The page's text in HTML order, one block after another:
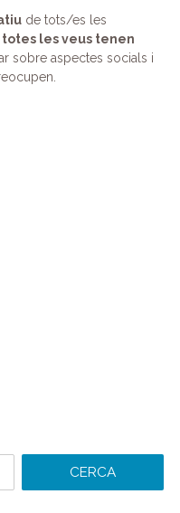
de tots/es les
totes les veus tenen
sobre aspectes socials i